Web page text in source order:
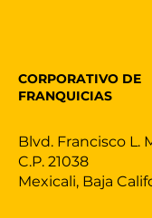
Blvd. Francisco L.
C.P. 21038
Mexicali, Baja
CORPORATIVO DE
FRANQUICIAS